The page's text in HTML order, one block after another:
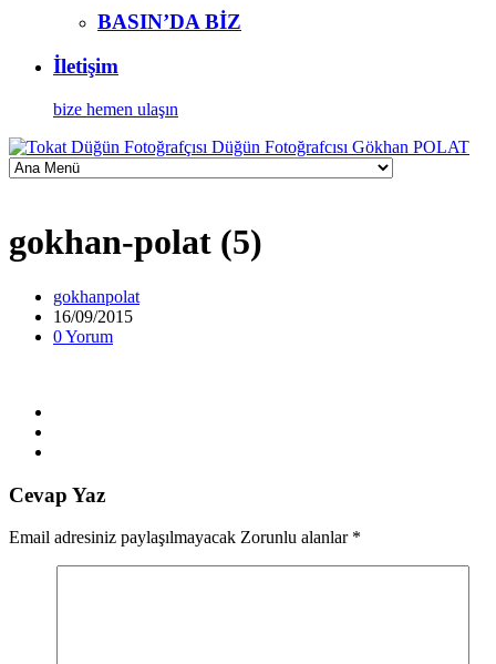
BASIN’DA BİZ
İletişim
bize hemen ulaşın
gokhan-polat (5)
gokhanpolat
16/09/2015
0 Yorum
Cevap Yaz
Email adresiniz paylaşılmayacak Zorunlu alanlar *